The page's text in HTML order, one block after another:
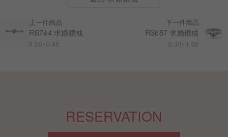
上一件商品
RS744 求婚鑽戒
0.30~0.45
下一件商品
RS657 求婚鑽戒
0.30~1.02
RESERVATION